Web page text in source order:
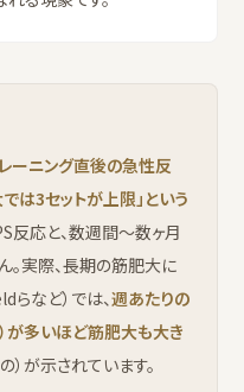
レーニング直後の急性反
は3セットが上限」という
反応と、数週間〜数ヶ月
。実際、長期の筋肥大に
らなど）では、週あたりの
が多いほど筋肥大も大き
）が示されています。